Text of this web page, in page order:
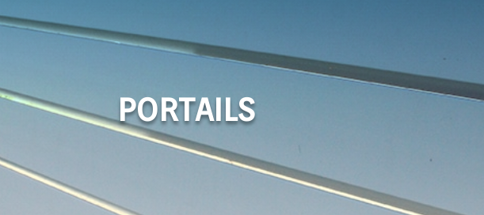
PORTAILS